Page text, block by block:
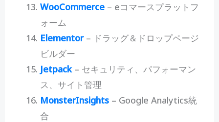
WooCommerce– eコマースプラットフ
ォーム
Elementor– ドラッグ＆ドロップページ
ビルダー
Jetpack– セキュリティ、パフォーマン
ス、サイト管理
MonsterInsights– Google Analytics統
合